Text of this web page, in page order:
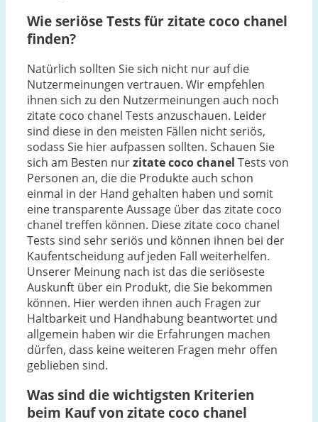
Wie seriöse Tests für zitate coco chanel
finden?
Natürlich sollten Sie sich nicht nur auf die
Nutzermeinungen vertrauen. Wir empfehlen
ihnen sich zu den Nutzermeinungen auch noch
zitate coco chanel Tests anzuschauen. Leider
sind diese in den meisten Fällen nicht seriös,
sodass Sie hier aufpassen sollten. Schauen Sie
sich am Besten nurzitate coco chanel Tests von
Personen an, die die Produkte auch schon
einmal in der Hand gehalten haben und somit
eine transparente Aussage über das zitate coco
chanel treffen können. Diese zitate coco chanel
Tests sind sehr seriös und können ihnen bei der
Kaufentscheidung auf jeden Fall weiterhelfen.
Unserer Meinung nach ist das die seriöseste
Auskunft über ein Produkt, die Sie bekommen
können. Hier werden ihnen auch Fragen zur
Haltbarkeit und Handhabung beantwortet und
allgemein haben wir die Erfahrungen machen
dürfen, dass keine weiteren Fragen mehr offen
geblieben sind.
Was sind die wichtigsten Kriterien
beim Kauf von zitate coco chanel